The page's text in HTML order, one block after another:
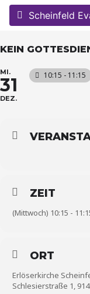
Skip
Scheinfeld
KEIN
MI.
31
DEZ.
10:15 - 11:15
ZEIT
(Mittwoch) 10:15 -
ORT
Erlöserkirche
Schlesierstraße 1,